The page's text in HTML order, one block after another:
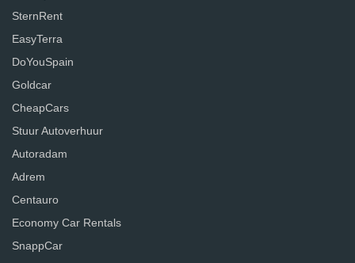
SternRent
EasyTerra
DoYouSpain
Goldcar
CheapCars
Stuur Autoverhuur
Autoradam
Adrem
Centauro
Economy Car Rentals
SnappCar